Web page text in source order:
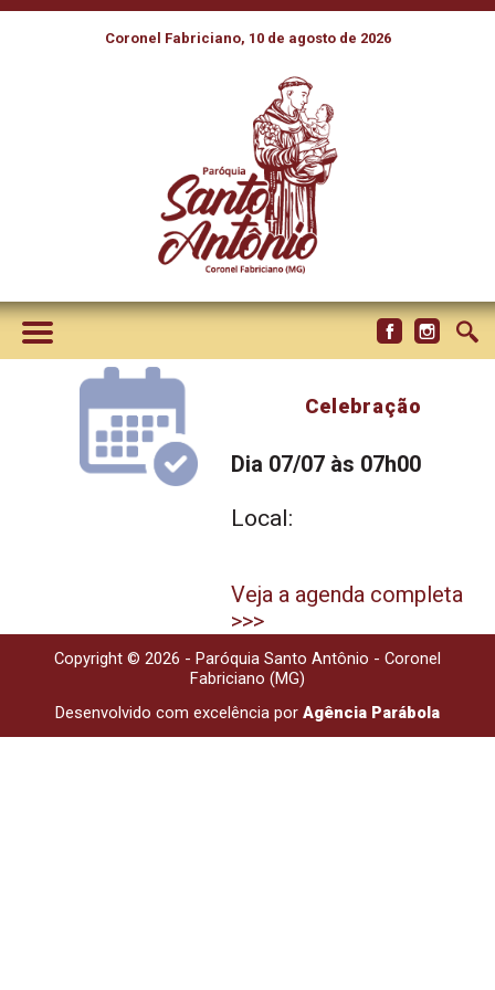
Coronel Fabriciano, 10 de agosto de 2026
Celebração
Dia 07/07 às 07h00
Local:
Veja a agenda completa
>>>
Copyright © 2026 - Paróquia Santo Antônio - Coronel
Fabriciano (MG)
Desenvolvido com excelência por Agência Parábola